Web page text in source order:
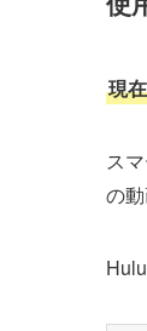
現
ス
の